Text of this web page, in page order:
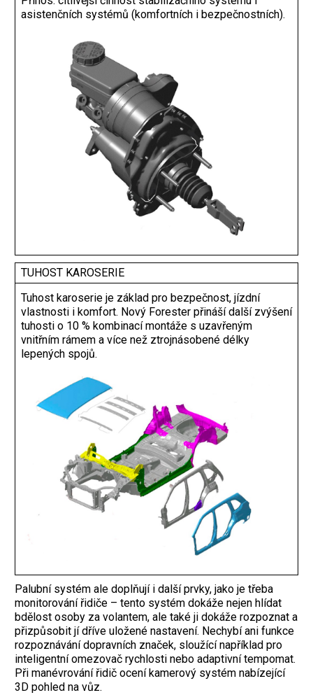
asistenčních systémů (komfortních i bezpečnostních).
TUHOST KAROSERIE
Tuhost karoserie je základ pro bezpečnost, jízdní
vlastnosti i komfort. Nový Forester přináší další zvýšení
tuhosti o 10 % kombinací montáže s uzavřeným
vnitřním rámem a více než ztrojnásobené délky
lepených spojů.
Palubní systém ale doplňují i další prvky, jako je třeba
monitorování řidiče – tento systém dokáže nejen hlídat
bdělost osoby za volantem, ale také ji dokáže rozpoznat a
přizpůsobit jí dříve uložené nastavení. Nechybí ani funkce
rozpoznávání dopravních značek, sloužící například pro
inteligentní omezovač rychlosti nebo adaptivní tempomat.
Při manévrování řidič ocení kamerový systém nabízející
3D pohled na vůz.